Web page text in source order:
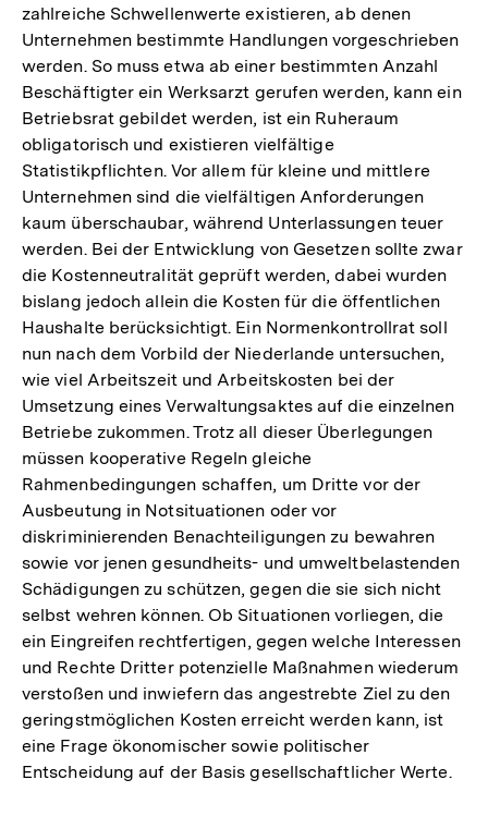
zahlreiche Schwellenwerte existieren, ab denen
Unternehmen bestimmte Handlungen vorgeschrieben
werden. So muss etwa ab einer bestimmten Anzahl
Beschäftigter ein Werksarzt gerufen werden, kann ein
Betriebsrat gebildet werden, ist ein Ruheraum
obligatorisch und existieren vielfältige
Statistikpflichten. Vor allem für kleine und mittlere
Unternehmen sind die vielfältigen Anforderungen
kaum überschaubar, während Unterlassungen teuer
werden. Bei der Entwicklung von Gesetzen sollte zwar
die Kostenneutralität geprüft werden, dabei wurden
bislang jedoch allein die Kosten für die öffentlichen
Haushalte berücksichtigt. Ein Normenkontrollrat soll
nun nach dem Vorbild der Niederlande untersuchen,
wie viel Arbeitszeit und Arbeitskosten bei der
Umsetzung eines Verwaltungsaktes auf die einzelnen
Betriebe zukommen. Trotz all dieser Überlegungen
müssen kooperative Regeln gleiche
Rahmenbedingungen schaffen, um Dritte vor der
Ausbeutung in Notsituationen oder vor
diskriminierenden Benachteiligungen zu bewahren
sowie vor jenen gesundheits- und umweltbelastenden
Schädigungen zu schützen, gegen die sie sich nicht
selbst wehren können. Ob Situationen vorliegen, die
ein Eingreifen rechtfertigen, gegen welche Interessen
und Rechte Dritter potenzielle Maßnahmen wiederum
verstoßen und inwiefern das angestrebte Ziel zu den
geringstmöglichen Kosten erreicht werden kann, ist
eine Frage ökonomischer sowie politischer
Entscheidung auf der Basis gesellschaftlicher Werte.